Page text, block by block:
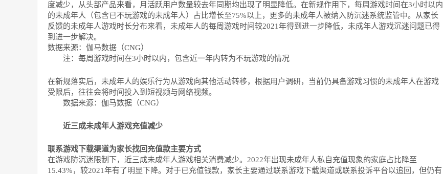
度减少，从头部产品来看，月活跃用户数量较去年同期均出现了明显降低。在新规作用下，每周游戏时间在3小时以内
的未成年人（包含已不玩游戏的未成年人）占比增长至75%以上，更多的未成年人被纳入防沉迷系统监管中。从家长
反馈的未成年人游戏时长分布来看，未成年人的每周游戏时间较2021年得到进一步降低，未成年人游戏沉迷问题已得
到进一步解决。
数据来源：伽马数据（CNG）
注：每周游戏时间在3小时以内，包含近一年内转为不玩游戏的情况
在新规落实后，未成年人的娱乐行为从游戏向其他活动转移，根据用户调研，当前仍具备游戏习惯的未成年人在游戏
受限后，往往会将时间投入到短视频与网络视频。
数据来源：伽马数据（CNG）
近三成未成年人游戏充值减少
联系游戏下载渠道为家长找回充值款主要方式
在游戏防沉迷限制下，近三成未成年人游戏相关消费减少。2022年出现未成年人私自充值现象的家庭占比降至
15.43%，较2021年有了明显下降。对于已充值钱款，家长主要通过联系游戏下载渠道或联系投诉平台以追回，但仍有